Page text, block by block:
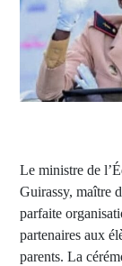
Le ministre de
Guirassy, maître
parfaite
partenaires aux
parents. La